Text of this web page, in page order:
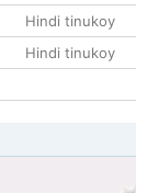
Hindi tinukoy
Hindi tinukoy